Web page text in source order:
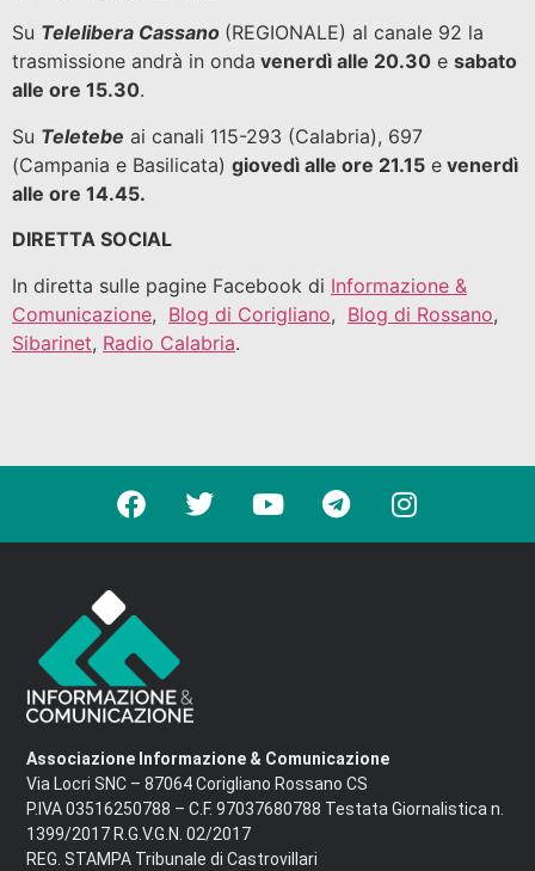
Su Telelibera Cassano (REGIONALE) al canale 92 la
trasmissione andrà in onda venerdì alle 20.30 e sabato
alle ore 15.30.
Su Teletebe ai canali 115-293 (Calabria), 697
(Campania e Basilicata) giovedì alle ore 21.15 e venerdì
alle ore 14.45.
DIRETTA SOCIAL
In diretta sulle pagine Facebook di Informazione &
Comunicazione, Blog di Corigliano, Blog di Rossano,
Sibarinet, Radio Calabria.
Associazione Informazione & Comunicazione
Via Locri SNC – 87064 Corigliano Rossano CS
P.IVA 03516250788 – C.F. 97037680788 Testata Giornalistica n.
1399/2017 R.G.V.G.N. 02/2017
REG. STAMPA Tribunale di Castrovillari